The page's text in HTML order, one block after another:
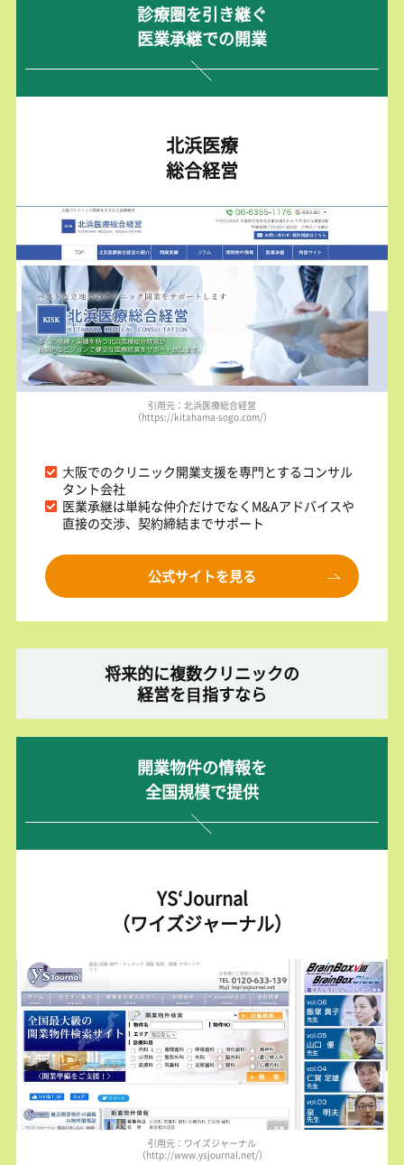
診療圏を引き継ぐ
医業承継での開業
北浜医療
総合経営
引用元：北浜医療総合経営
（https://kitahama-sogo.com/）
⼤阪でのクリニック開業⽀援を専⾨とするコンサル
タント会社
医業承継は単純な仲介だけでなくM&Aアドバイスや
直接の交渉、契約締結までサポート
公式サイトを見る
将来的に複数クリニックの
経営を⽬指すなら
開業物件の情報を
全国規模で提供
YS‘Journal
（ワイズジャーナル）
引用元：ワイズジャーナル
（http://www.ysjournal.net/）